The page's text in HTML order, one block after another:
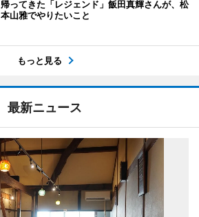
帰ってきた「レジェンド」飯田真輝さんが、松
本山雅でやりたいこと
もっと見る
最新ニュース